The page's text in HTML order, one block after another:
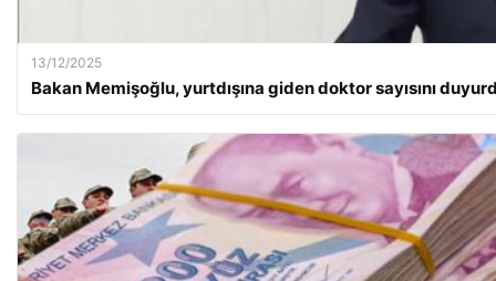
13/12/2025
Bakan Memişoğlu, yurtdışına giden doktor sayısını